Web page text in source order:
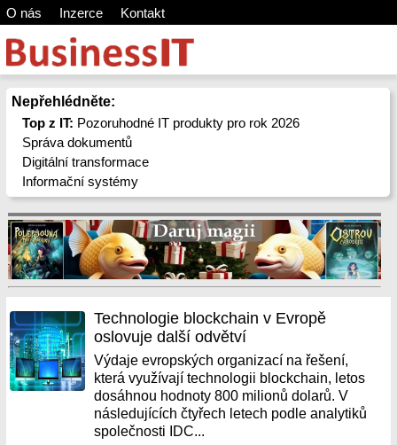
O nás Inzerce Kontakt
Nepřehlédněte:
Top z IT: Pozoruhodné IT produkty pro rok 2026
Správa dokumentů
Digitální transformace
Informační systémy
Technologie blockchain v Evropě
oslovuje další odvětví
Výdaje evropských organizací na řešení,
která využívají technologii blockchain, letos
dosáhnou hodnoty 800 milionů dolarů. V
následujících čtyřech letech podle analytiků
společnosti IDC...